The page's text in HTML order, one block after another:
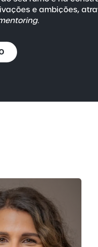
e ambições,
.